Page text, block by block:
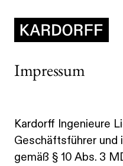
Impressum
Kardorff Ingenieure
Geschäftsführer und
gemäß § 10 Abs. 3